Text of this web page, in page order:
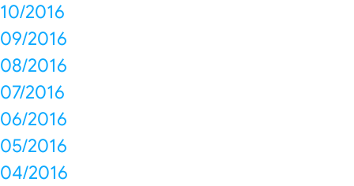
10/2016
09/2016
08/2016
07/2016
06/2016
05/2016
04/2016